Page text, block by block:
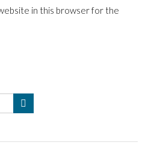
in this browser for the